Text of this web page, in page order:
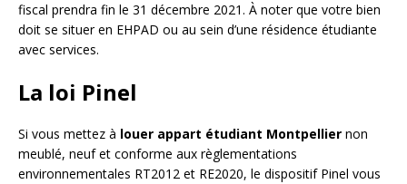
fiscal prendra fin le 31 décembre 2021. À noter que votre bien
doit se situer en EHPAD ou au sein d’une résidence étudiante
avec services.
La loi Pinel
Si vous mettez à louer appart étudiant Montpellier non
meublé, neuf et conforme aux règlementations
environnementales RT2012 et RE2020, le dispositif Pinel vous